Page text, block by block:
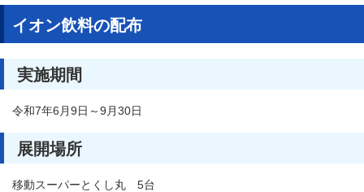
イオン飲料の配布
実施期間
令和7年6月9日～9月30日
展開場所
移動スーパーとくし丸 5台